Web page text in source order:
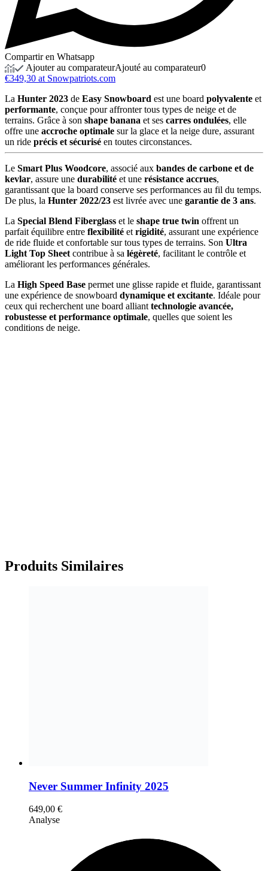
Compartir en Whatsapp
Ajouter au comparateurAjouté au comparateur0
€349,30 at Snowpatriots.com
La Hunter 2023 de Easy Snowboard est une board polyvalente et
performante, conçue pour affronter tous types de neige et de
terrains. Grâce à son shape banana et ses carres ondulées, elle
offre une accroche optimale sur la glace et la neige dure, assurant
un ride précis et sécurisé en toutes circonstances.
Le Smart Plus Woodcore, associé aux bandes de carbone et de
kevlar, assure une durabilité et une résistance accrues,
garantissant que la board conserve ses performances au fil du temps.
De plus, la Hunter 2022/23 est livrée avec une garantie de 3 ans.
La Special Blend Fiberglass et le shape true twin offrent un
parfait équilibre entre flexibilité et rigidité, assurant une expérience
de ride fluide et confortable sur tous types de terrains. Son Ultra
Light Top Sheet contribue à sa légèreté, facilitant le contrôle et
améliorant les performances générales.
La High Speed Base permet une glisse rapide et fluide, garantissant
une expérience de snowboard dynamique et excitante. Idéale pour
ceux qui recherchent une board alliant technologie avancée,
robustesse et performance optimale, quelles que soient les
conditions de neige.
Produits Similaires
Never Summer Infinity 2025
649,00 €
Analyse